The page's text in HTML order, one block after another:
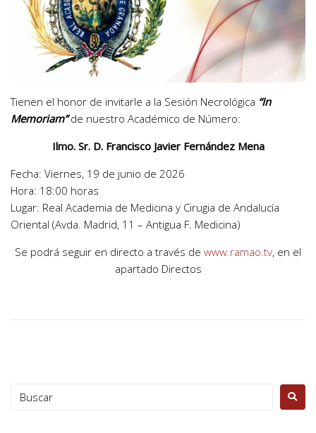
Tienen el honor de invitarle a la Sesión Necrológica “In
Memoriam”de nuestro Académico de Número:
Ilmo. Sr. D. Francisco Javier Fernández Mena
Fecha: Viernes, 19 de junio de 2026
Hora: 18:00 horas
Lugar: Real Academia de Medicina y Cirugia de Andalucía
Oriental (Avda. Madrid, 11 – Antigua F. Medicina)
Se podrá seguir en directo a través de www.ramao.tv, en el
apartado Directos